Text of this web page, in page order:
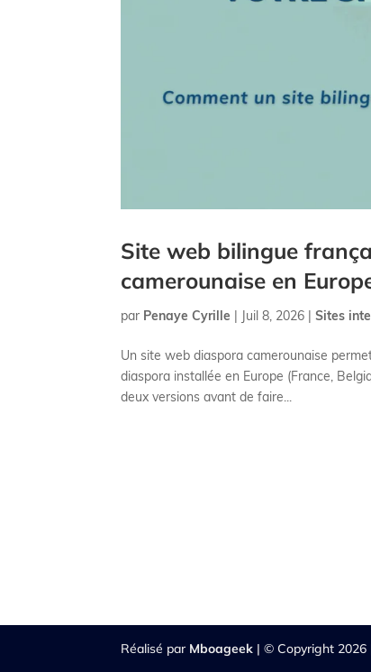
Site web bilingue
camerounaise en
par Penaye Cyrille | Juil 8, 2026 |Sites
Un site web diaspora camerounaise
diaspora installée en Europe (France,
deux versions avant de faire...
Réalisé par Mboageek | © Copyright 2026